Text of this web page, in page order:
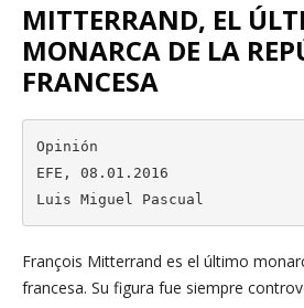
MITTERRAND, EL
MONARCA DE LA
FRANCESA
Opinión
EFE, 08.01.2016
Luis Miguel Pascual
François Mitterrand es el último
francesa. Su figura fue siempre